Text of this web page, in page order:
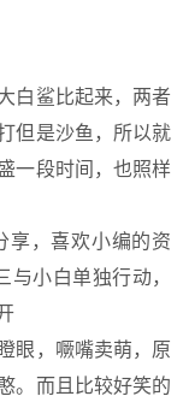
白鲨比起来，两者
但是沙鱼，所以就
一段时间，也照样
享，喜欢小编的资
小白单独行动，
眼，噘嘴卖萌，原
。而且比较好笑的